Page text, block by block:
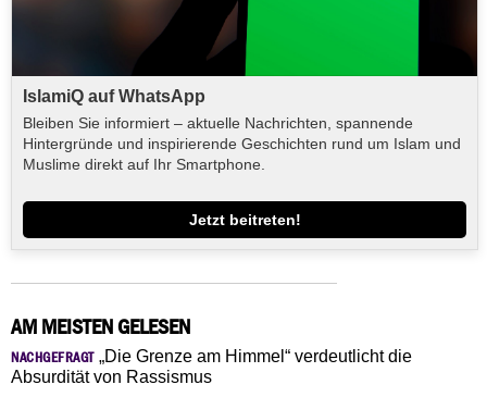
IslamiQ auf WhatsApp
Bleiben Sie informiert – aktuelle Nachrichten, spannende
Hintergründe und inspirierende Geschichten rund um Islam und
Muslime direkt auf Ihr Smartphone.
Jetzt beitreten!
AM MEISTEN GELESEN
NACHGEFRAGT„Die Grenze am Himmel“ verdeutlicht die
Absurdität von Rassismus